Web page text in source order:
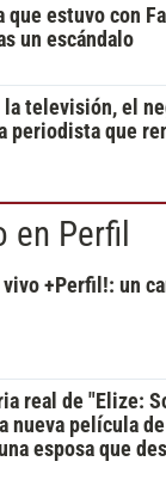
que estuvo con
un escándalo
la televisión, el
periodista que
en Perfil
vivo +Perfil!: un
real de "Elize:
nueva película
esposa que